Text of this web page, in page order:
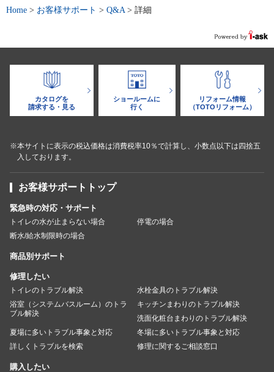
Home > お客様サポート > Q&A > 詳細
カタログを
請求する・見る
ショールームに
行く
リフォーム情報
（TOTOリフォーム）
※本サイトに表示の税込価格は消費税率10％で計算し、小数点以下は四捨五
入しております。
お客様サポートトップ
緊急時の対応・サポート
トイレの水が止まらない場合
停電の場合
断水/給水制限時の場合
商品別サポート
修理したい
トイレのトラブル解決
水栓金具のトラブル解決
浴室（システムバスルーム）のトラ
ブル解決
キッチンまわりのトラブル解決
洗面化粧台まわりのトラブル解決
夏場に多いトラブル事象と対応
冬場に多いトラブル事象と対応
詳しくトラブルを検索
修理に関するご相談窓口
購入したい